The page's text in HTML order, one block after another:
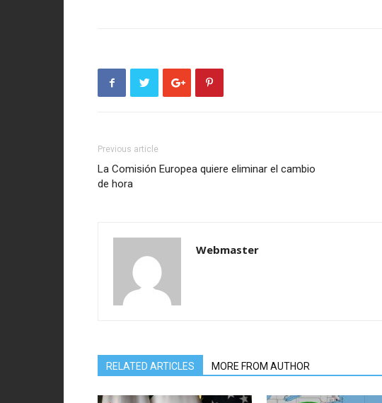
Previous article
La Comisión Europea quiere eliminar el cambio
de hora
Webmaster
RELATED ARTICLES MORE FROM AUTHOR